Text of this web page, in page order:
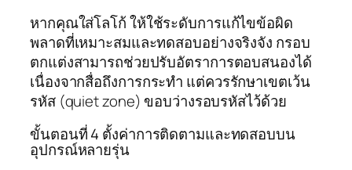
หากคุณใส่โลโก้ ให้ใช้ระดับการแก้ไขข้อผิด
พลาดที่เหมาะสมและทดสอบอย่างจริงจัง กรอบ
ตกแต่งสามารถช่วยปรับอัตราการตอบสนองได้
เนื่องจากสื่อถึงการกระทำ แต่ควรรักษาเขตเว้น
รหัส (quiet zone) ขอบว่างรอบรหัสไว้ด้วย
ขั้นตอนที่ 4 ตั้งค่าการติดตามและทดสอบบน
อุปกรณ์หลายรุ่น